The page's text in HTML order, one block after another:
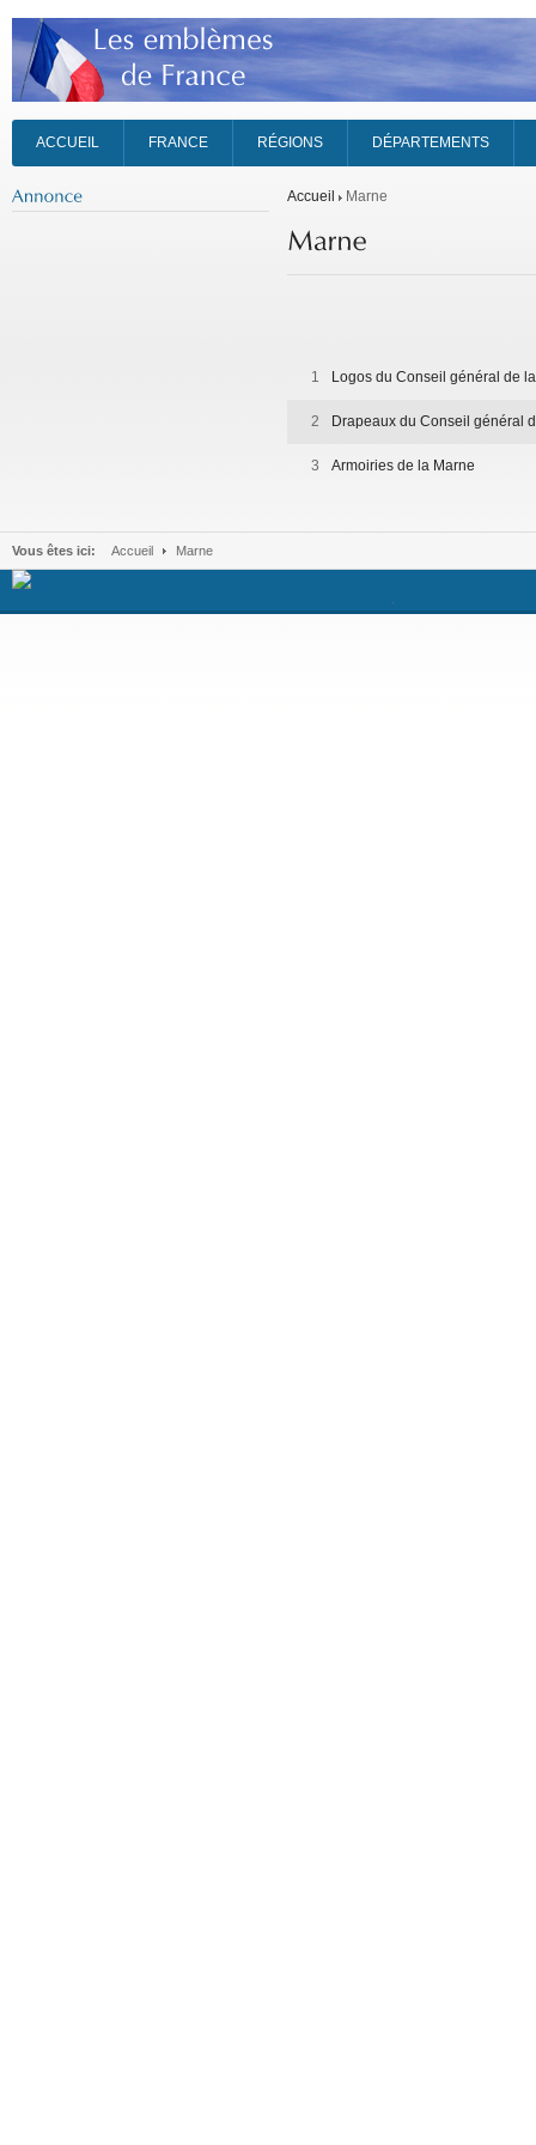
ACCUEIL FRANCE RÉGIONS DÉPARTEMENTS
Accueil Marne
1 Logos du Conseil général de
2 Drapeaux du Conseil général
3 Armoiries de la Marne
Vous êtes ici: Accueil Marne